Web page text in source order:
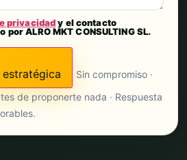
privacidady el contacto
ALRO MKT CONSULTING SL.
Sin compromiso ·
de proponerte nada · Respuesta